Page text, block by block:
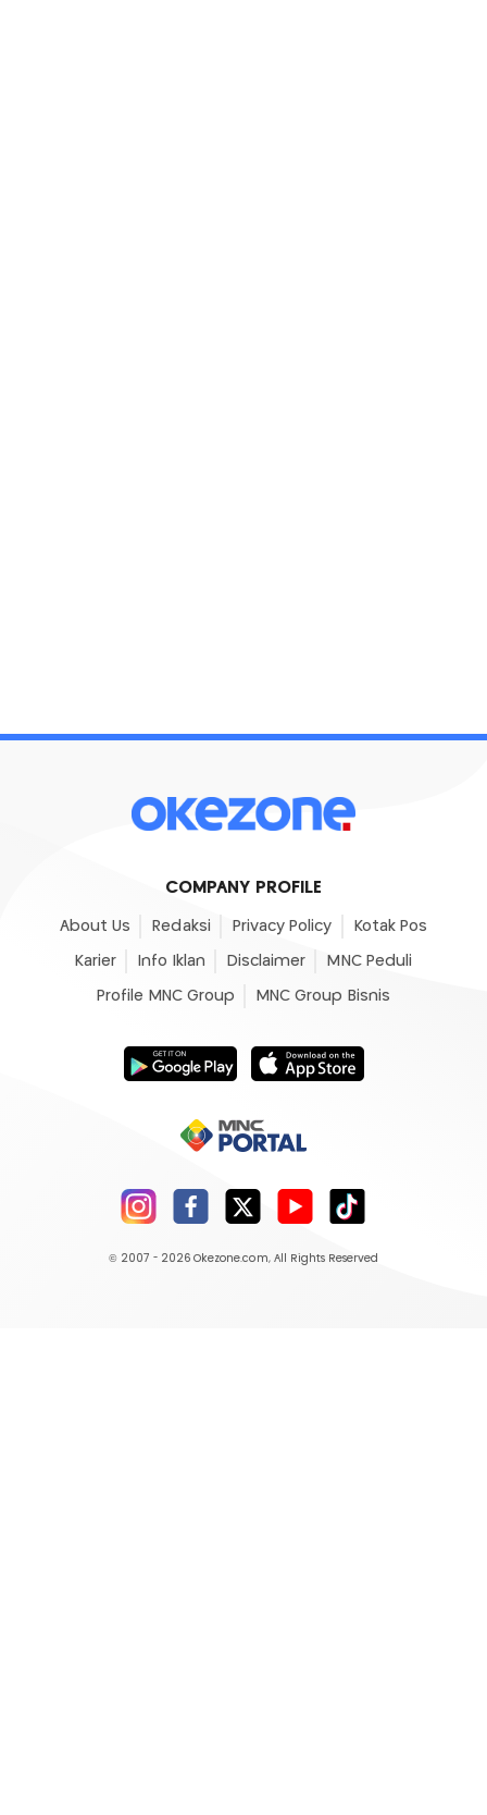
COMPANY PROFILE
About Us Redaksi Privacy Policy Kotak Pos
Karier Info Iklan Disclaimer MNC Peduli
Profile MNC Group MNC Group Bisnis
© 2007 - 2026 Okezone.com, All Rights Reserved